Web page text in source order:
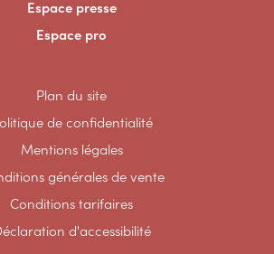
Espace presse
Espace pro
Plan du site
de confidentialité
Mentions légales
générales de vente
Conditions tarifaires
d'accessibilité